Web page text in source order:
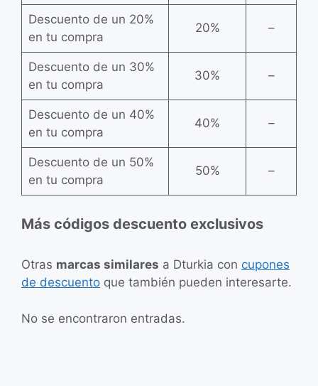
Descuento de un 20%
en tu compra
20% –
Descuento de un 30%
en tu compra
30% –
Descuento de un 40%
en tu compra
40% –
Descuento de un 50%
en tu compra
50% –
Más códigos descuento exclusivos
Otras marcas similares a Dturkia con cupones
de descuento que también pueden interesarte.
No se encontraron entradas.